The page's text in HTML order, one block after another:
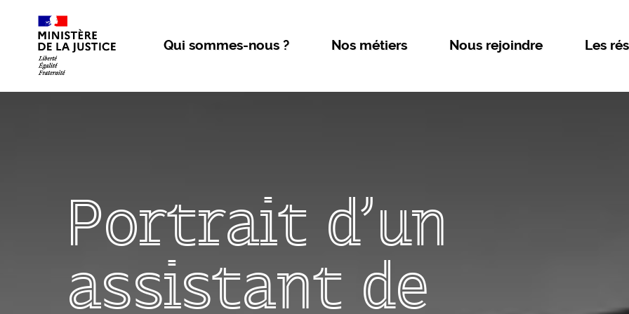
Aller au contenu
Qui sommes-nous ? Nos métiers Nous rejoindre Les
Portrait d'un
assistant de